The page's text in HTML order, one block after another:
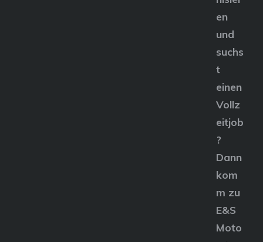
en
und
suchs
t
einen
Vollz
eitjob
?
Dann
kom
m zu
E&S
Moto